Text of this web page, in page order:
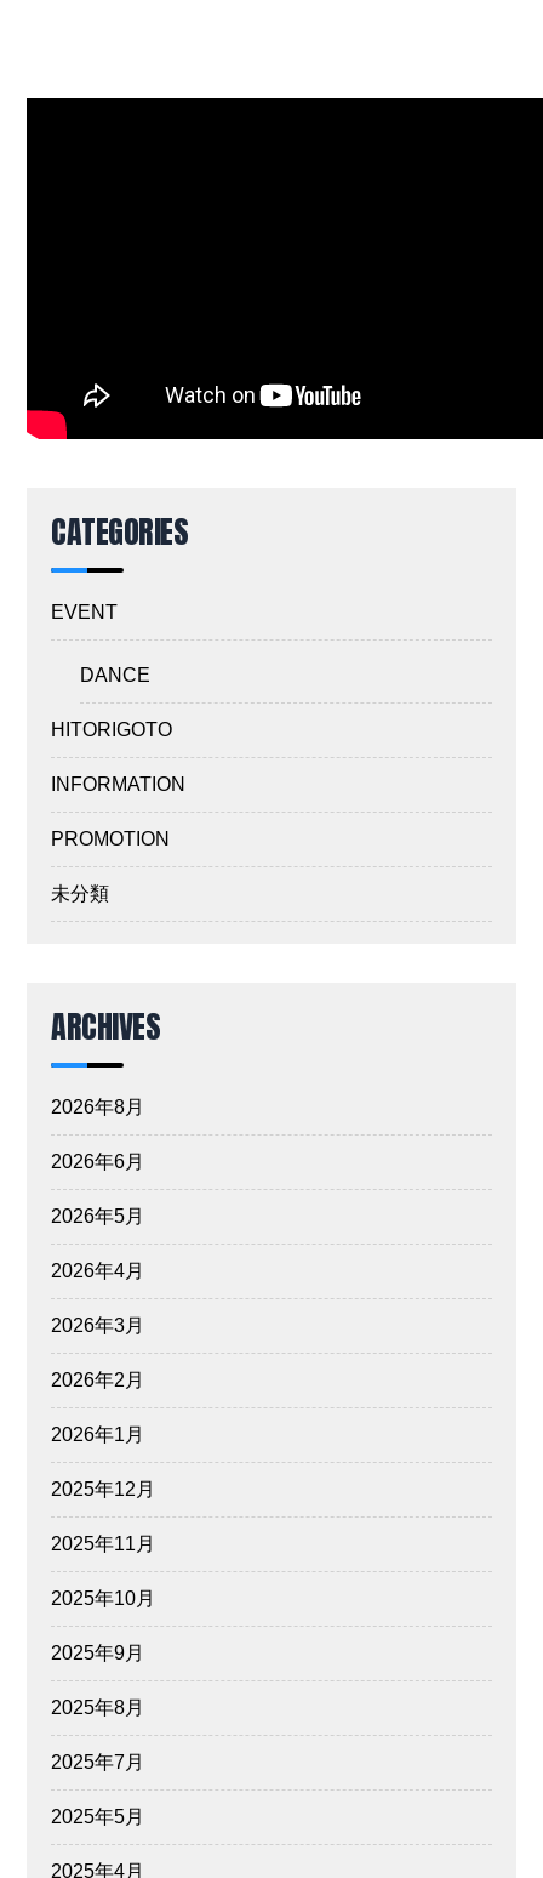
CATEGORIES
EVENT
DANCE
HITORIGOTO
INFORMATION
PROMOTION
未分類
ARCHIVES
2026年8月
2026年6月
2026年5月
2026年4月
2026年3月
2026年2月
2026年1月
2025年12月
2025年11月
2025年10月
2025年9月
2025年8月
2025年7月
2025年5月
2025年4月